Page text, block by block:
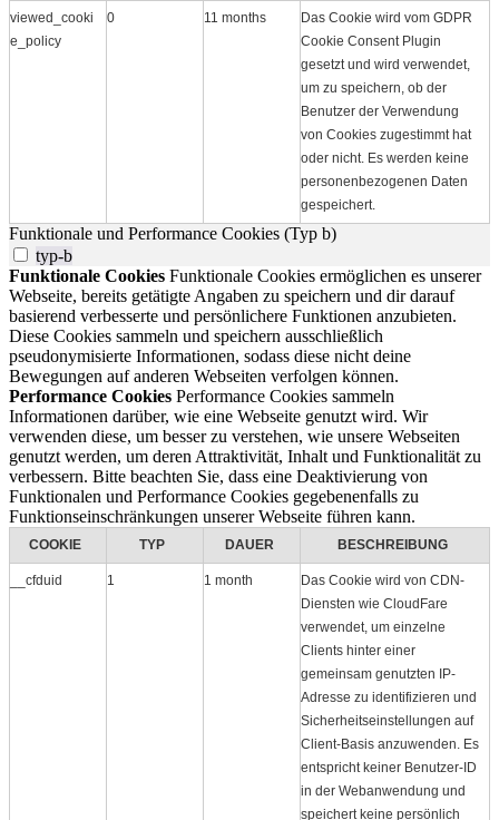
viewed_cooki
e_policy
0 11 months
Das Cookie wird vom GDPR
Cookie Consent Plugin
gesetzt und wird verwendet,
um zu speichern, ob der
Benutzer der Verwendung
von Cookies zugestimmt hat
oder nicht. Es werden keine
personenbezogenen Daten
gespeichert.
Funktionale und Performance Cookies (Typ b)
typ-b
Funktionale Cookies Funktionale Cookies ermöglichen es unserer
Webseite, bereits getätigte Angaben zu speichern und dir darauf
basierend verbesserte und persönlichere Funktionen anzubieten.
Diese Cookies sammeln und speichern ausschließlich
pseudonymisierte Informationen, sodass diese nicht deine
Bewegungen auf anderen Webseiten verfolgen können.
Performance Cookies Performance Cookies sammeln
Informationen darüber, wie eine Webseite genutzt wird. Wir
verwenden diese, um besser zu verstehen, wie unsere Webseiten
genutzt werden, um deren Attraktivität, Inhalt und Funktionalität zu
verbessern. Bitte beachten Sie, dass eine Deaktivierung von
Funktionalen und Performance Cookies gegebenenfalls zu
Funktionseinschränkungen unserer Webseite führen kann.
COOKIE TYP DAUER BESCHREIBUNG
__cfduid 1 1 month
Das Cookie wird von CDN-
Diensten wie CloudFare
verwendet, um einzelne
Clients hinter einer
gemeinsam genutzten IP-
Adresse zu identifizieren und
Sicherheitseinstellungen auf
Client-Basis anzuwenden. Es
entspricht keiner Benutzer-ID
in der Webanwendung und
speichert keine persönlich